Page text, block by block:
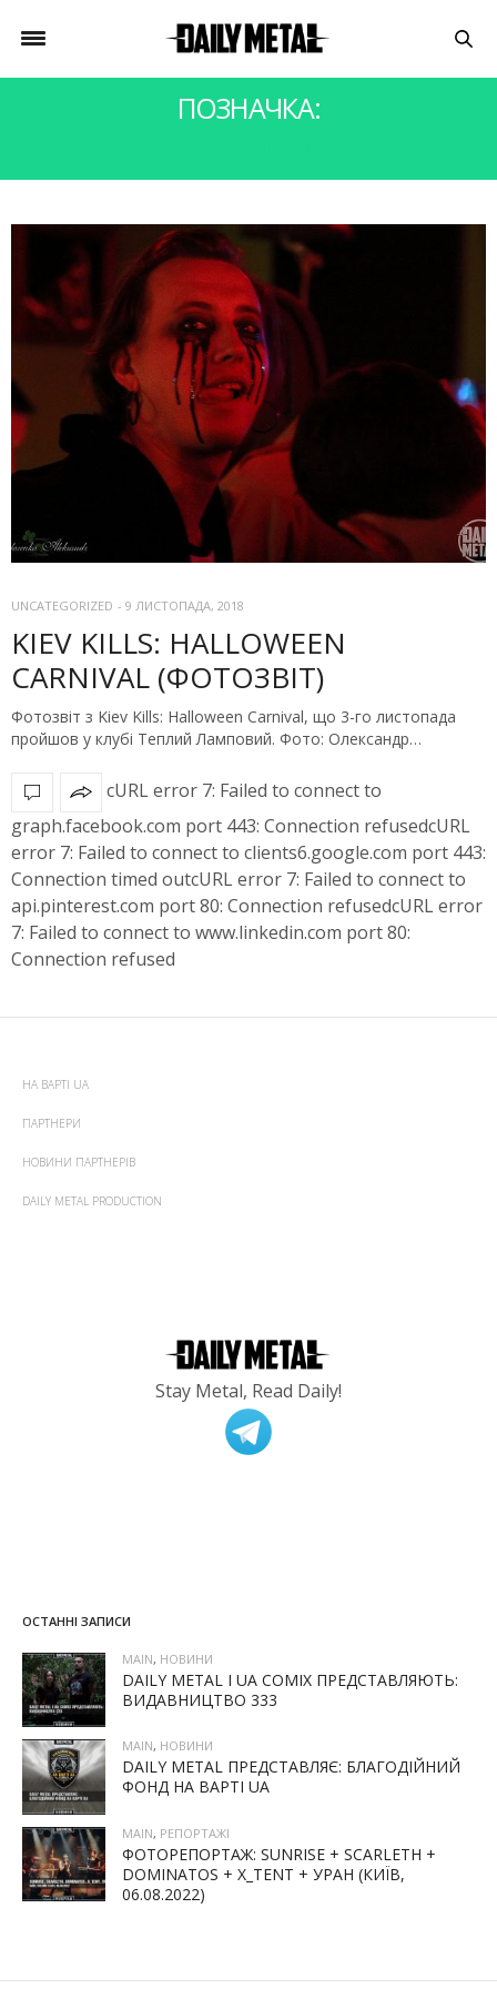
ПОЗНАЧКА:
UNCATEGORIZED - 9 ЛИСТОПАДА, 2018
KIEV KILLS: HALLOWEEN
CARNIVAL (ФОТОЗВІТ)
Фотозвіт з Kiev Kills: Halloween Carnival, що 3-го листопада
пройшов у клубі Теплий Ламповий. Фото: Олександр…
cURL error 7: Failed to connect to
graph.facebook.com port 443: Connection refusedcURL
error 7: Failed to connect to clients6.google.com port 443:
Connection timed outcURL error 7: Failed to connect to
api.pinterest.com port 80: Connection refusedcURL error
7: Failed to connect to www.linkedin.com port 80:
Connection refused
НА ВАРТІ UA
ПАРТНЕРИ
НОВИНИ ПАРТНЕРІВ
DAILY METAL PRODUCTION
Stay Metal, Read Daily!
ОСТАННІ ЗАПИСИ
MAIN, НОВИНИ
DAILY METAL І UA COMIX ПРЕДСТАВЛЯЮТЬ:
ВИДАВНИЦТВО 333
MAIN, НОВИНИ
DAILY METAL ПРЕДСТАВЛЯЄ: БЛАГОДІЙНИЙ
ФОНД НА ВАРТІ UA
MAIN, РЕПОРТАЖІ
ФОТОРЕПОРТАЖ: SUNRISE + SCARLETH +
DOMINATOS + X_TENT + УРАН (КИЇВ,
06.08.2022)